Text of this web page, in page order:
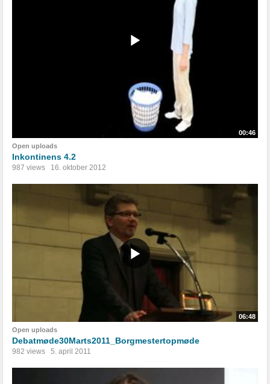
00:46
Open uploads
Inkontinens 4.2
987 views 16. oktober 2012
06:48
Open uploads
Debatmøde30Marts2011_Borgmestertopmøde
982 views 5. april 2011